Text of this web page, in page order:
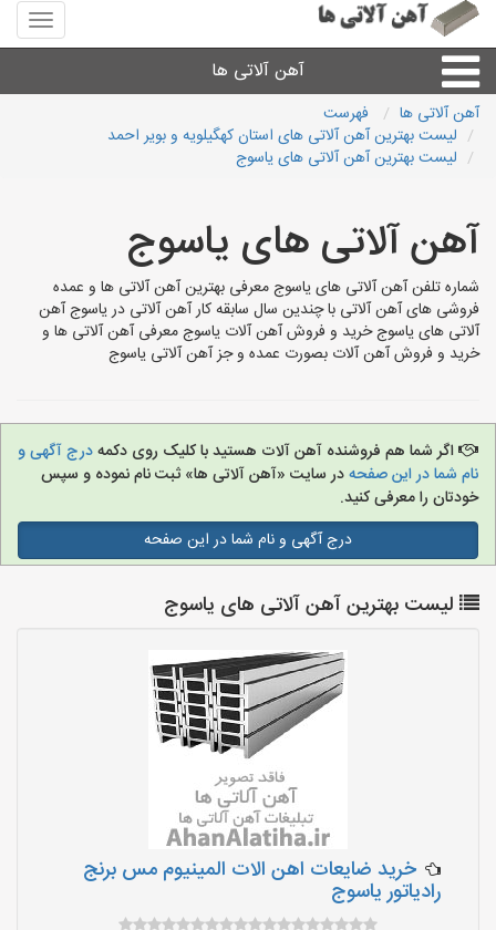
منوی
سایت
آلاتی
آهن آلاتی ها
میلگرد نبشی،مفتول
لوله و اتصالات
سایر آهن آلات
آهن آلاتی ها
فهرست
لیست بهترین آهن آلاتی های استان کهگیلویه و بویر احمد
لیست بهترین آهن آلاتی های یاسوج
آهن آلاتی های یاسوج
شماره تلفن آهن آلاتی های یاسوج معرفی بهترین آهن آلاتی ها و عمده
فروشی های آهن آلاتی با چندین سال سابقه کار آهن آلاتی در یاسوج آهن
آلاتی های یاسوج خرید و فروش آهن آلات یاسوج معرفی آهن آلاتی ها و
خرید و فروش آهن آلات بصورت عمده و جز آهن آلاتی یاسوج
اگر شما هم فروشنده آهن آلات هستید با کلیک روی دکمهدرج آگهی و
نام شما در این صفحهدر سایت «آهن آلاتی ها» ثبت نام نموده و سپس
خودتان را معرفی کنید.
درج آگهی و نام شما در این صفحه
لیست بهترین آهن آلاتی های یاسوج
خرید ضایعات اهن الات المینیوم مس برنج
رادیاتور یاسوج